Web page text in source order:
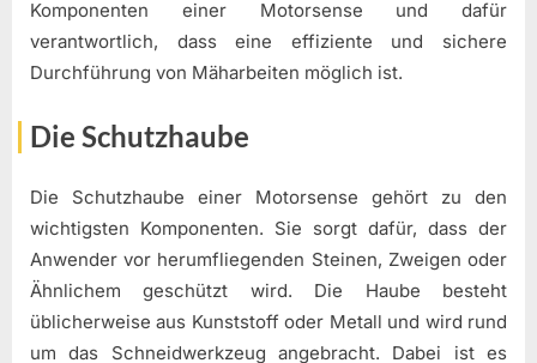
Komponenten einer Motorsense und dafür
verantwortlich, dass eine effiziente und sichere
Durchführung von Mäharbeiten möglich ist.
Die Schutzhaube
Die Schutzhaube einer Motorsense gehört zu den
wichtigsten Komponenten. Sie sorgt dafür, dass der
Anwender vor herumfliegenden Steinen, Zweigen oder
Ähnlichem geschützt wird. Die Haube besteht
üblicherweise aus Kunststoff oder Metall und wird rund
um das Schneidwerkzeug angebracht. Dabei ist es